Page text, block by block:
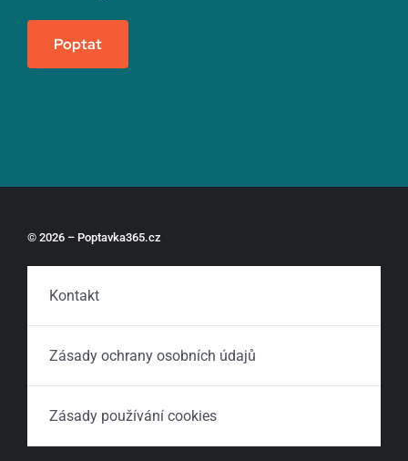
Poptat
© 2026 – Poptavka365.cz
Kontakt
Zásady ochrany osobních údajů
Zásady používání cookies